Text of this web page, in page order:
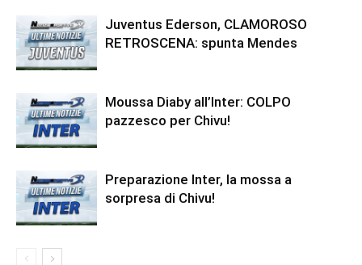
Juventus Ederson, CLAMOROSO
RETROSCENA: spunta Mendes
Moussa Diaby all’Inter: COLPO
pazzesco per Chivu!
Preparazione Inter, la mossa a
sorpresa di Chivu!